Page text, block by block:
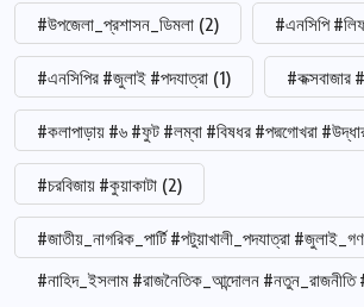
#উপজেলা_প্রশাসন_ডিমলা (2) #এনসিপি
#এনসিপির #জুলাই #পদযাত্রা (1) #কক্সবাজার
#কলাপাড়ায় #৬ #ফুট #লম্বা #বিষধর #পদ্মগোখরা
#চরবিজায় #কুয়াকাটা (2)
#জাতীয়_নাগরিক_পার্টি #পটুয়াখালী_পদযাত্রা
#নাহিদ_ইসলাম #রাজনৈতিক_আন্দোলন #নতুন_রাজনীতি